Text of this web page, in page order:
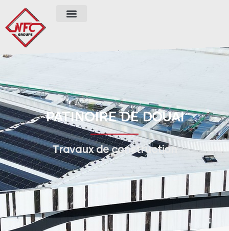
PATINOIRE DE DOUAI
Travaux de construction